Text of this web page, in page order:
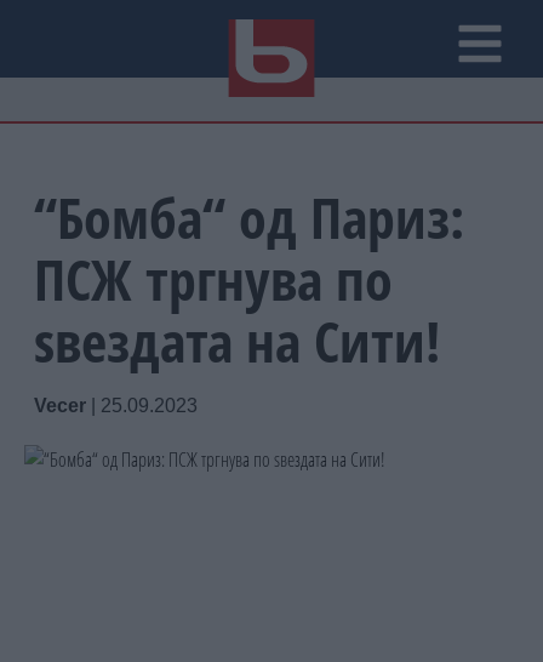
“Бомба“ од Париз:
ПСЖ тргнува по
ѕвездата на Сити!
Vecer 25.09.2023